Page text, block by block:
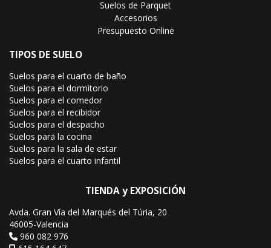
Suelos de Parquet
Accesorios
Presupuesto Online
TIPOS DE SUELO
Suelos para el cuarto de baño
Suelos para el dormitorio
Suelos para el comedor
Suelos para el recibidor
Suelos para el despacho
Suelos para la cocina
Suelos para la sala de estar
Suelos para el cuarto infantil
TIENDA y EXPOSICIÓN
Avda. Gran Vía del Marqués del Túria, 20
46005-Valencia
960 082 976